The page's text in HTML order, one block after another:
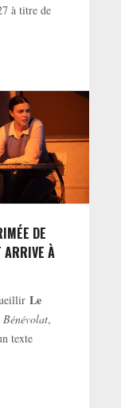
à titre de
DE
ARRIVE À
Le
Bénévolat,
texte